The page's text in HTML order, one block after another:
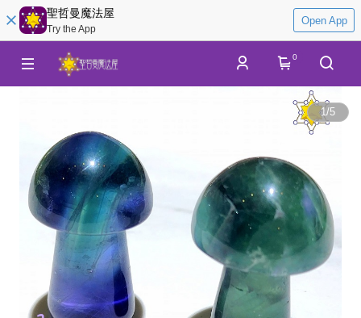
聖哲曼魔法屋
Try the App
Open App
0
1/5